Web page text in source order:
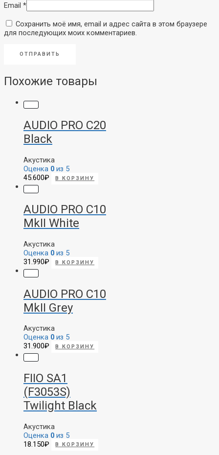
Email *
Сохранить моё имя, email и адрес сайта в этом браузере
для последующих моих комментариев.
Похожие товары
AUDIO PRO C20
Black
Акустика
Оценка 0 из 5
45.600₽ В КОРЗИНУ
AUDIO PRO C10
MkII White
Акустика
Оценка 0 из 5
31.990₽ В КОРЗИНУ
AUDIO PRO C10
MkII Grey
Акустика
Оценка 0 из 5
31.900₽ В КОРЗИНУ
FIIO SA1
(F3053S)
Twilight Black
Акустика
Оценка 0 из 5
18.150₽ В КОРЗИНУ